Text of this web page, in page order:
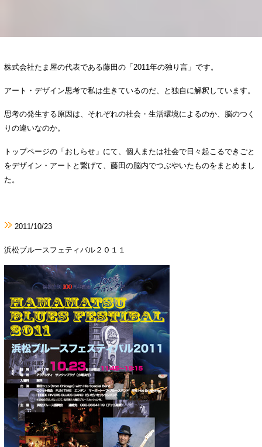
株式会社たま屋の代表である藤田の「2011年の独り言」です。
アート・デザイン思考で私は生きているのだ、と独自に解釈しています。
思考の発生する原因は、それぞれの社会・生活環境によるのか、脳のつく
りの違いなのか。
トップページの「おしらせ」にて、個人または社会で日々起こるできごと
をデザイン・アートと繋げて、藤田の脳内でつぶやいたものをまとめまし
た。
2011/10/23
浜松ブルースフェティバル２０１１